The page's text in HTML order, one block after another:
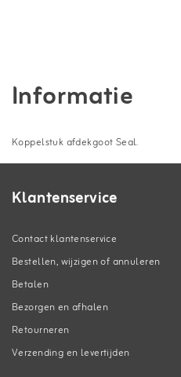
Informatie
Koppelstuk afdekgoot Seal.
Klantenservice
Contact klantenservice
Bestellen, wijzigen of annuleren
Betalen
Bezorgen en afhalen
Retourneren
Verzending en levertijden